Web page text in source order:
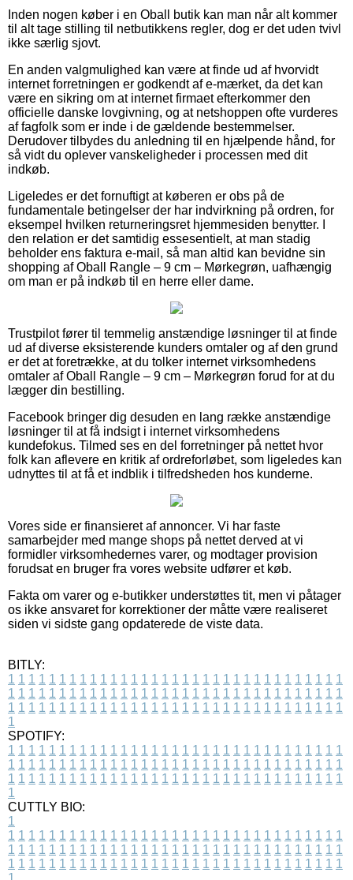
Inden nogen køber i en Oball butik kan man når alt kommer
til alt tage stilling til netbutikkens regler, dog er det uden tvivl
ikke særlig sjovt.
En anden valgmulighed kan være at finde ud af hvorvidt
internet forretningen er godkendt af e-mærket, da det kan
være en sikring om at internet firmaet efterkommer den
officielle danske lovgivning, og at netshoppen ofte vurderes
af fagfolk som er inde i de gældende bestemmelser.
Derudover tilbydes du anledning til en hjælpende hånd, for
så vidt du oplever vanskeligheder i processen med dit
indkøb.
Ligeledes er det fornuftigt at køberen er obs på de
fundamentale betingelser der har indvirkning på ordren, for
eksempel hvilken returneringsret hjemmesiden benytter. I
den relation er det samtidig essesentielt, at man stadig
beholder ens faktura e-mail, så man altid kan bevidne sin
shopping af Oball Rangle – 9 cm – Mørkegrøn, uafhængig
om man er på indkøb til en herre eller dame.
Trustpilot fører til temmelig anstændige løsninger til at finde
ud af diverse eksisterende kunders omtaler og af den grund
er det at foretrække, at du tolker internet virksomhedens
omtaler af Oball Rangle – 9 cm – Mørkegrøn forud for at du
lægger din bestilling.
Facebook bringer dig desuden en lang række anstændige
løsninger til at få indsigt i internet virksomhedens
kundefokus. Tilmed ses en del forretninger på nettet hvor
folk kan aflevere en kritik af ordreforløbet, som ligeledes kan
udnyttes til at få et indblik i tilfredsheden hos kunderne.
Vores side er finansieret af annoncer. Vi har faste
samarbejder med mange shops på nettet derved at vi
formidler virksomhedernes varer, og modtager provision
forudsat en bruger fra vores website udfører et køb.
Fakta om varer og e-butikker understøttes tit, men vi påtager
os ikke ansvaret for korrektioner der måtte være realiseret
siden vi sidste gang opdaterede de viste data.
BITLY:
1 1 1 1 1 1 1 1 1 1 1 1 1 1 1 1 1 1 1 1 1 1 1 1 1 1 1 1 1 1 1 1 1
1 1 1 1 1 1 1 1 1 1 1 1 1 1 1 1 1 1 1 1 1 1 1 1 1 1 1 1 1 1 1 1 1
1 1 1 1 1 1 1 1 1 1 1 1 1 1 1 1 1 1 1 1 1 1 1 1 1 1 1 1 1 1 1 1 1
1
SPOTIFY:
1 1 1 1 1 1 1 1 1 1 1 1 1 1 1 1 1 1 1 1 1 1 1 1 1 1 1 1 1 1 1 1 1
1 1 1 1 1 1 1 1 1 1 1 1 1 1 1 1 1 1 1 1 1 1 1 1 1 1 1 1 1 1 1 1 1
1 1 1 1 1 1 1 1 1 1 1 1 1 1 1 1 1 1 1 1 1 1 1 1 1 1 1 1 1 1 1 1 1
1
CUTTLY BIO:
1
1 1 1 1 1 1 1 1 1 1 1 1 1 1 1 1 1 1 1 1 1 1 1 1 1 1 1 1 1 1 1 1 1
1 1 1 1 1 1 1 1 1 1 1 1 1 1 1 1 1 1 1 1 1 1 1 1 1 1 1 1 1 1 1 1 1
1 1 1 1 1 1 1 1 1 1 1 1 1 1 1 1 1 1 1 1 1 1 1 1 1 1 1 1 1 1 1 1 1